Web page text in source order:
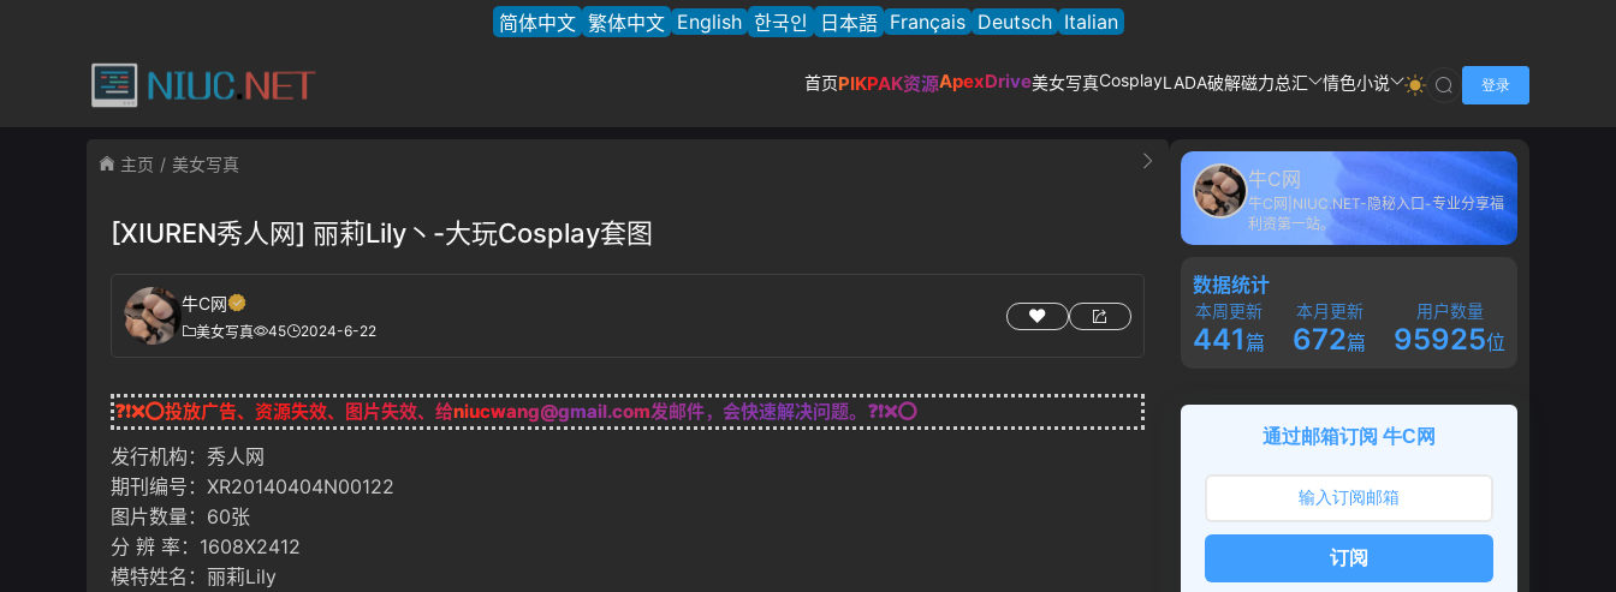
简体中文 繁体中文 English 한국인 日本語 Français Deutsch Italian
首页PIKPAK资源ApexDrive美女写真CosplayLADA破解磁力总汇 情色小说 登录
主页 美女写真
[XIUREN秀人网] 丽莉Lily丶-大玩Cosplay套图
牛C网
美女写真 45 2024-6-22
❓❗❌⭕投放广告、资源失效、图片失效、给niucwang@gmail.com发邮件，会快速解决问题。❓❗❌⭕
发行机构：秀人网
期刊编号：XR20140404N00122
图片数量：60张
分 辨 率：1608X2412
模特姓名：丽莉Lily
牛C网
牛C网|NIUC.NET-隐秘入口-专业分享福
利资第一站。
数据统计
本周更新
441篇
本月更新
672篇
用户数量
95925位
通过邮箱订阅 牛C网
订阅